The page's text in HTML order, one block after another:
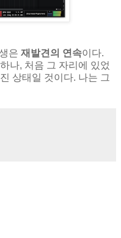
은 재발견의 연속이다.
나, 처음 그 자리에 있었
상태일 것이다. 나는 그